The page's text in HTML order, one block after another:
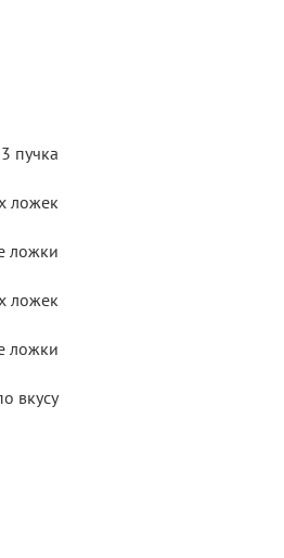
3 пучка
ложек
ложки
ложек
ложки
вкусу